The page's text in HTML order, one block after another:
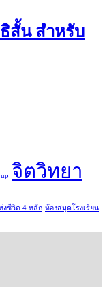
สั้น สำหรับ
จิตวิทยา
งชีวิต 4 หลัก ห้องสมุดโรงเรียน